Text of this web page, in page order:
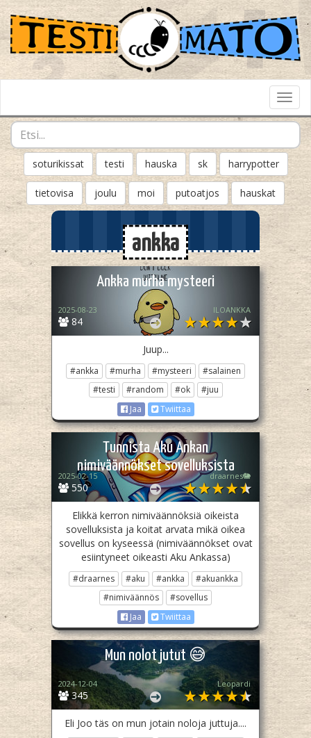
soturikissat testi hauska sk harrypotter
tietovisa joulu moi putoatjos hauskat
ankka
Ankka murha mysteeri
84
2025-08-23 ILOANKKA
Juup...
#ankka #murha #mysteeri
#salainen
#testi
#random #ok
#juu
Jaa
Twiittaa
Tunnista Aku Ankan
nimiväännökset sovelluksista
550
2025-02-15 draarnes🐘
Elikkä kerron nimiväännöksiä oikeista
sovelluksista ja koitat arvata mikä oikea
sovellus on kyseessä (nimiväännökset ovat
esiintyneet oikeasti Aku Ankassa)
#draarnes #aku #ankka
#akuankka
#nimiväännös
#sovellus
Jaa
Twiittaa
Mun nolot jutut 😅
345
2024-12-04 Leopardi
Eli Joo täs on mun jotain noloja juttuja....